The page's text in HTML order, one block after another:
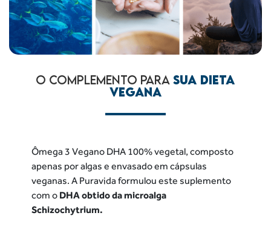
O COMPLEMENTO PARA SUA DIETA
VEGANA
Ômega 3 Vegano DHA 100% vegetal, composto
apenas por algas e envasado em cápsulas
veganas. A Puravida formulou este suplemento
com o DHA obtido da microalga
Schizochytrium.